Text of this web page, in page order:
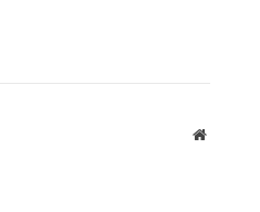
Website